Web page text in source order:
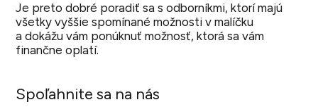
Je preto dobré poradiť sa s odborníkmi, ktorí majú
všetky vyššie spomínané možnosti v malíčku
a dokážu vám ponúknuť možnosť, ktorá sa vám
finančne oplatí.
Spoľahnite sa na nás